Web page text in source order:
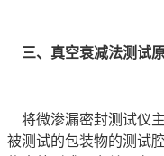
三、真空衰减法测试
将微渗漏密封测试仪
被测试的包装物的测试